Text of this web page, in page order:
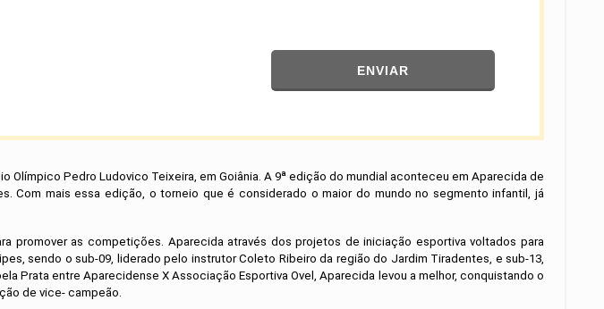
ENVIAR
Pedro Ludovico Teixeira, em Goiânia. A 9ª edição do mundial aconteceu em Aparecida de
Com mais essa edição, o torneio que é considerado o maior do mundo no segmento infantil, já
promover as competições. Aparecida através dos projetos de iniciação esportiva voltados para
sendo o sub-09, liderado pelo instrutor Coleto Ribeiro da região do Jardim Tiradentes, e sub-13,
Prata entre Aparecidense X Associação Esportiva Ovel, Aparecida levou a melhor, conquistando o
de vice- campeão.